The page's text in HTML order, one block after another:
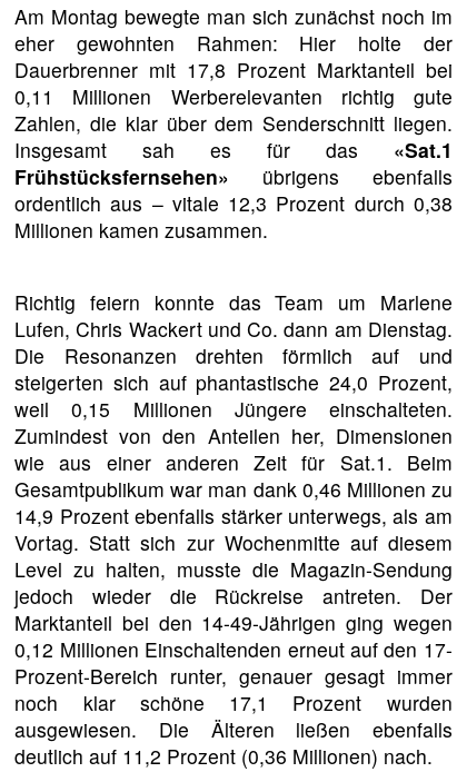
Am Montag bewegte man sich zunächst noch im
eher gewohnten Rahmen: Hier holte der
Dauerbrenner mit 17,8 Prozent Marktanteil bei
0,11 Millionen Werberelevanten richtig gute
Zahlen, die klar über dem Senderschnitt liegen.
Insgesamt sah es für das «Sat.1
Frühstücksfernsehen» übrigens ebenfalls
ordentlich aus – vitale 12,3 Prozent durch 0,38
Millionen kamen zusammen.
Richtig feiern konnte das Team um Marlene
Lufen, Chris Wackert und Co. dann am Dienstag.
Die Resonanzen drehten förmlich auf und
steigerten sich auf phantastische 24,0 Prozent,
weil 0,15 Millionen Jüngere einschalteten.
Zumindest von den Anteilen her, Dimensionen
wie aus einer anderen Zeit für Sat.1. Beim
Gesamtpublikum war man dank 0,46 Millionen zu
14,9 Prozent ebenfalls stärker unterwegs, als am
Vortag. Statt sich zur Wochenmitte auf diesem
Level zu halten, musste die Magazin-Sendung
jedoch wieder die Rückreise antreten. Der
Marktanteil bei den 14-49-Jährigen ging wegen
0,12 Millionen Einschaltenden erneut auf den 17-
Prozent-Bereich runter, genauer gesagt immer
noch klar schöne 17,1 Prozent wurden
ausgewiesen. Die Älteren ließen ebenfalls
deutlich auf 11,2 Prozent (0,36 Millionen) nach.